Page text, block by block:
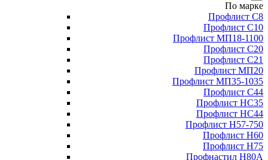
По марке
Профлист С8
Профлист С10
Профлист МП18-1100
Профлист С20
Профлист С21
Профлист МП20
Профлист МП35-1035
Профлист С44
Профлист НС35
Профлист НС44
Профлист Н57-750
Профлист Н60
Профлист Н75
Профнастил Н80А